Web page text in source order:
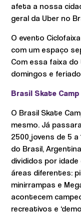
afeta a nossa
geral da Uber no
O evento
com um espaço
Com essa faixa
domingos e
Brasil Skate Camp
O Brasil Skate
mesmo. Já
2500 jovens de 5
do Brasil,
divididos por
áreas diferentes:
minirrampas e
acontecem
recreativos e